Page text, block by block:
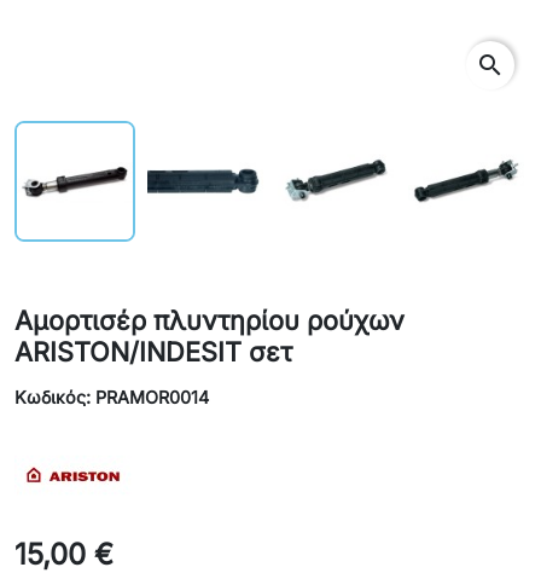
search
Αμορτισέρ πλυντηρίου ρούχων
ARISTON/INDESIT σετ
Κωδικός: PRAMOR0014
15,00 €